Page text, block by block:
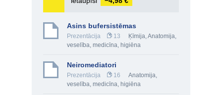
Asins bufersistēmas
Prezentācija 13 Ķīmija,Anatomija,
veselība, medicīna, higiēna
Neiromediatori
Prezentācija 16
Anatomija,
veselība, medicīna, higiēna